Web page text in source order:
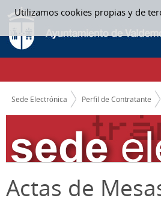
Utilizamos cookies propias y de
Saltar al contenido
2016 - ACTAS MESAS CONTRATACION
CAMINO DE MIGAS
Sede Electrónica Perfil de Contratante
Actas de